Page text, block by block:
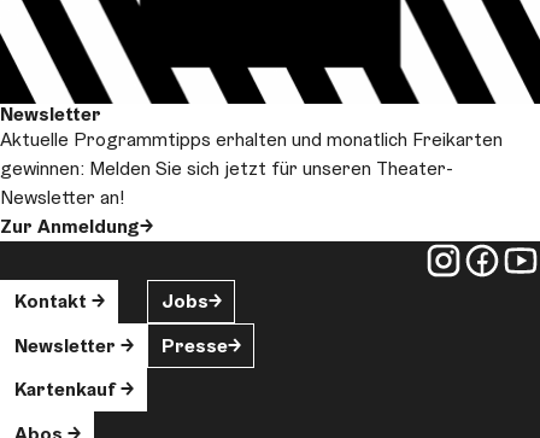
Newsletter
Aktuelle Programmtipps erhalten und monatlich Freikarten
gewinnen: Melden Sie sich jetzt für unseren Theater-
Newsletter an!
Zur Anmeldung
Kontakt
Newsletter
Kartenkauf
Jobs
Presse